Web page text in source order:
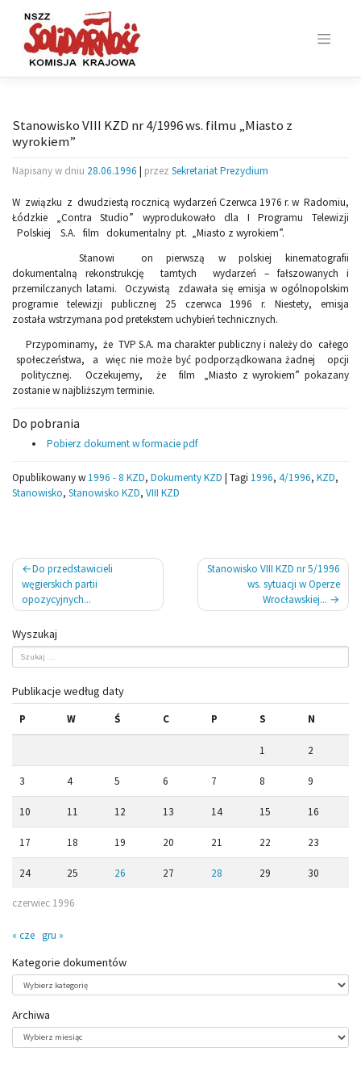
content
Stanowisko VIII KZD nr 4/1996 ws. filmu „Miasto z
wyrokiem”
Napisany w dniu 28.06.1996 | przez Sekretariat Prezydium
W związku z dwudziestą rocznicą wydarzeń Czerwca 1976 r. w Radomiu,
Łódzkie „Contra Studio” wyprodukowało dla I Programu Telewizji
Polskiej S.A. film dokumentalny pt. „Miasto z wyrokiem”.
Stanowi on pierwszą w polskiej kinematografii
dokumentalną rekonstrukcję tamtych wydarzeń – fałszowanych i
przemilczanych latami. Oczywistą zdawała się emisja w ogólnopolskim
programie telewizji publicznej 25 czerwca 1996 r. Niestety, emisja
została wstrzymana pod pretekstem uchybień technicznych.
Przypominamy, że TVP S.A. ma charakter publiczny i należy do całego
społeczeństwa, a więc nie może być podporządkowana żadnej opcji
politycznej. Oczekujemy, że film „Miasto z wyrokiem” pokazany
zostanie w najbliższym terminie.
Do pobrania
Pobierz dokument w formacie pdf
Opublikowany w 1996 - 8 KZD, Dokumenty KZD | Tagi 1996, 4/1996, KZD,
Stanowisko, Stanowisko KZD, VIII KZD
Nawigacja
wpisu
Do przedstawicieli
węgierskich partii
opozycyjnych...
Stanowisko VIII KZD nr 5/1996
ws. sytuacji w Operze
Wrocławskiej...
Wyszukaj
Publikacje według daty
czerwiec 1996
P W Ś C P S N
1 2
3 4 5 6 7 8 9
10 11 12 13 14 15 16
17 18 19 20 21 22 23
24 25 26 27 28 29 30
« cze gru »
Kategorie dokumentów
dokumentów
Archiwa
Archiwa